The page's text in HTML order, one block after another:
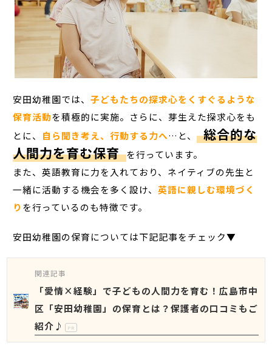
安田幼稚園では、子どもたちの探求心をくすぐるような
保育活動を積極的に実施。さらに、芽生えた探求心をも
とに、 自ら聞き考え、行動する力へ…と、 総合的な
人間力を育む保育 を行っています。
また、英語教育に力を入れており、ネイティブの先生と
一緒に活動する機会を多く設け、英語に親しむ環境づく
り を行っているのも特徴です。
安田幼稚園の保育については下記記事をチェック▼
関連記事
「愛情×経験」で子どもの人間力を育む！広島市中
区「安田幼稚園」の保育とは？保護者の口コミもご
紹介♪
PR